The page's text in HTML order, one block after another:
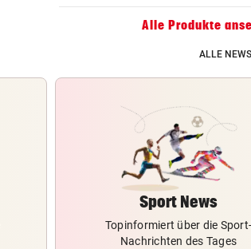
Alle Produkte
ALLE
Sport News
Topinformiert über die Sport-
Nachrichten des Tages